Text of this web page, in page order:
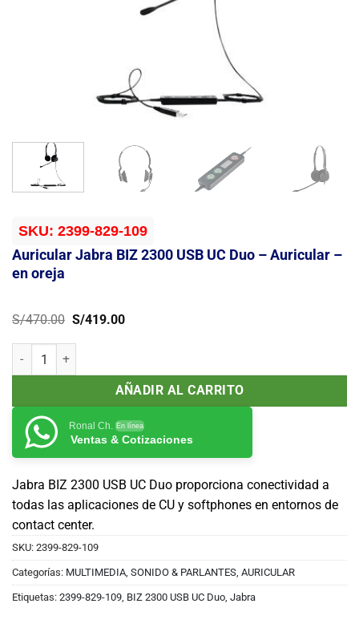
SKU: 2399-829-109
Auricular Jabra BIZ 2300 USB UC Duo – Auricular –
en oreja
S/470.00 El
original
S/419.00El
Auricular Jabra BIZ 2300 USB UC Duo - Auricular - en oreja cantidad
AÑADIR AL CARRITO
Ronal Ch. En línea
Ventas & Cotizaciones
Jabra BIZ 2300 USB UC Duo proporciona conectividad a
todas las aplicaciones de CU y softphones en entornos de
contact center.
SKU: 2399-829-109
Categorías: MULTIMEDIA, SONIDO & PARLANTES AURICULAR
Etiquetas: 2399-829-109 BIZ 2300 USB UC Duo Jabra